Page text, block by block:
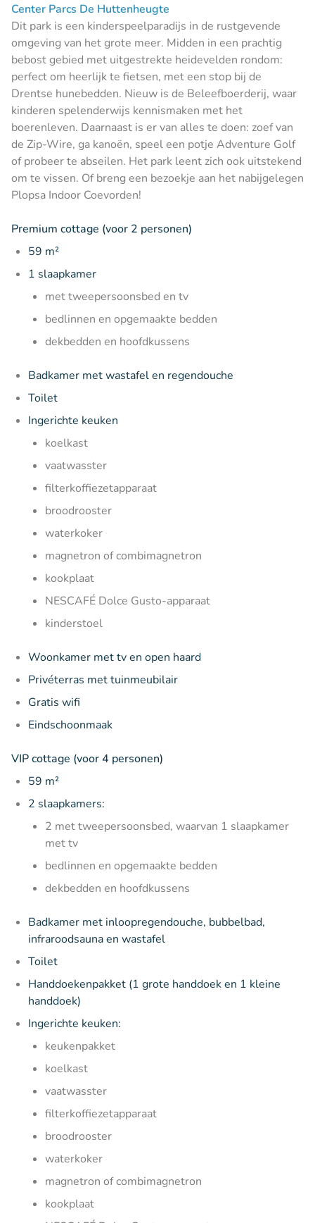
Center Parcs De Huttenheugte
Dit park is een kinderspeelparadijs in de rustgevende
omgeving van het grote meer. Midden in een prachtig
bebost gebied met uitgestrekte heidevelden rondom:
perfect om heerlijk te fietsen, met een stop bij de
Drentse hunebedden. Nieuw is de Beleefboerderij, waar
kinderen spelenderwijs kennismaken met het
boerenleven. Daarnaast is er van alles te doen: zoef van
de Zip-Wire, ga kanoën, speel een potje Adventure Golf
of probeer te abseilen. Het park leent zich ook uitstekend
om te vissen. Of breng een bezoekje aan het nabijgelegen
Plopsa Indoor Coevorden!
Premium cottage (voor 2 personen)
59 m²
1 slaapkamer
met tweepersoonsbed en tv
bedlinnen en opgemaakte bedden
dekbedden en hoofdkussens
Badkamer met wastafel en regendouche
Toilet
Ingerichte keuken
koelkast
vaatwasster
filterkoffiezetapparaat
broodrooster
waterkoker
magnetron of combimagnetron
kookplaat
NESCAFÉ Dolce Gusto-apparaat
kinderstoel
Woonkamer met tv en open haard
Privéterras met tuinmeubilair
Gratis wifi
Eindschoonmaak
VIP cottage (voor 4 personen)
59 m²
2 slaapkamers:
2 met tweepersoonsbed, waarvan 1 slaapkamer
met tv
bedlinnen en opgemaakte bedden
dekbedden en hoofdkussens
Badkamer met inloopregendouche, bubbelbad,
infraroodsauna en wastafel
Toilet
Handdoekenpakket (1 grote handdoek en 1 kleine
handdoek)
Ingerichte keuken:
keukenpakket
koelkast
vaatwasster
filterkoffiezetapparaat
broodrooster
waterkoker
magnetron of combimagnetron
kookplaat